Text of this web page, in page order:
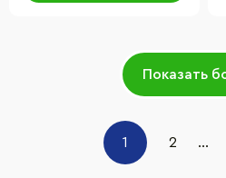
Показать
1 2 ...